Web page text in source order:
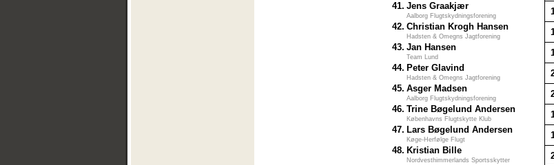
41. Jens Graakjær
Aalborg Flugtskydningsforening
42. Christian Krogh Hansen
Hadsten & Omegns Jagtforening
43. Jan Hansen
Team Lund
44. Peter Glavind
Hadsten & Omegns Jagtforening
45. Asger Madsen
Aalborg Flugtskydningsforening
46. Trine Bøgelund Andersen
Københavns Flugtskytte Klub
47. Lars Bøgelund Andersen
Køge-Herfølge Flugt
48. Kristian Bille
Nordvesthimmerlands Sportsskytter